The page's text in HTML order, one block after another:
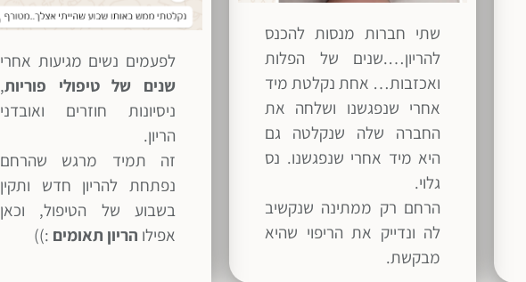
שתי חברות מנסות להכנס
להריון….שנים של הפלות
ואכזבות… אחת נקלטת מיד
אחרי שנפגשנו ושלחה את
החברה שלה שנקלטה גם
היא מיד אחרי שנפגשנו. נס
גלוי.
הרחם רק ממתינה שנקשיב
לה ונדייק את הריפוי שהיא
מבקשת.
לפעמים נשים מגיעות אחרי
שנים של טיפולי פוריות,
ניסיונות חוזרים ואובדני
הריון.
זה תמיד מרגש שהרחם
נפתחת להריון חדש ותקין
בשבוע של הטיפול, וכאן
אפילו הריון תאומים :))